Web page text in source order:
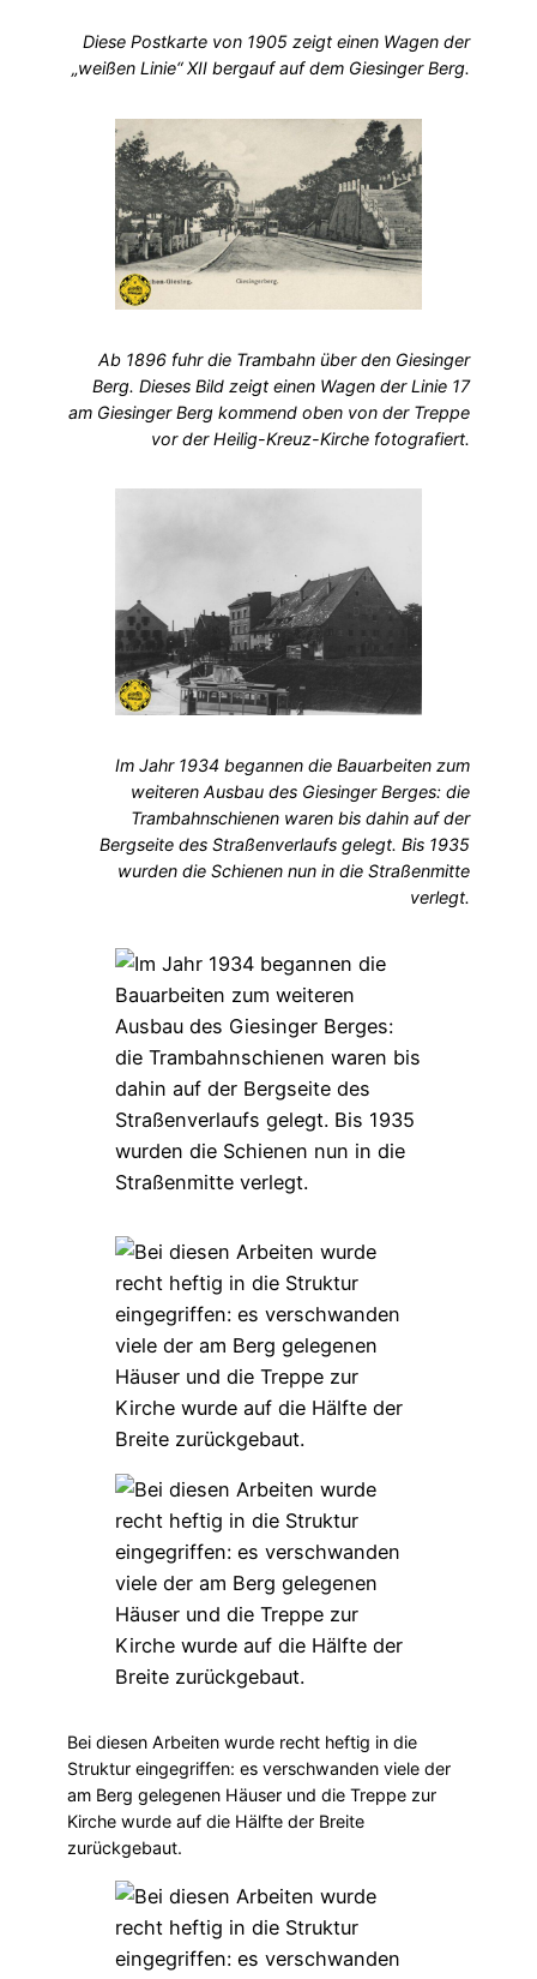
Diese Postkarte von 1905 zeigt einen Wagen der
„weißen Linie“ XII bergauf auf dem Giesinger Berg.
Ab 1896 fuhr die Trambahn über den Giesinger
Berg. Dieses Bild zeigt einen Wagen der Linie 17
am Giesinger Berg kommend oben von der Treppe
vor der Heilig-Kreuz-Kirche fotografiert.
Im Jahr 1934 begannen die Bauarbeiten zum
weiteren Ausbau des Giesinger Berges: die
Trambahnschienen waren bis dahin auf der
Bergseite des Straßenverlaufs gelegt. Bis 1935
wurden die Schienen nun in die Straßenmitte
verlegt.
Bei diesen Arbeiten wurde recht heftig in die
Struktur eingegriffen: es verschwanden viele der
am Berg gelegenen Häuser und die Treppe zur
Kirche wurde auf die Hälfte der Breite
zurückgebaut.